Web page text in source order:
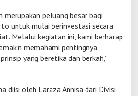
merupakan peluang besar bagi
untuk mulai berinvestasi secara
Melalui kegiatan ini, kami berharap
memahami pentingnya
yang beretika dan berkah,”
diisi oleh Laraza Annisa dari Divisi